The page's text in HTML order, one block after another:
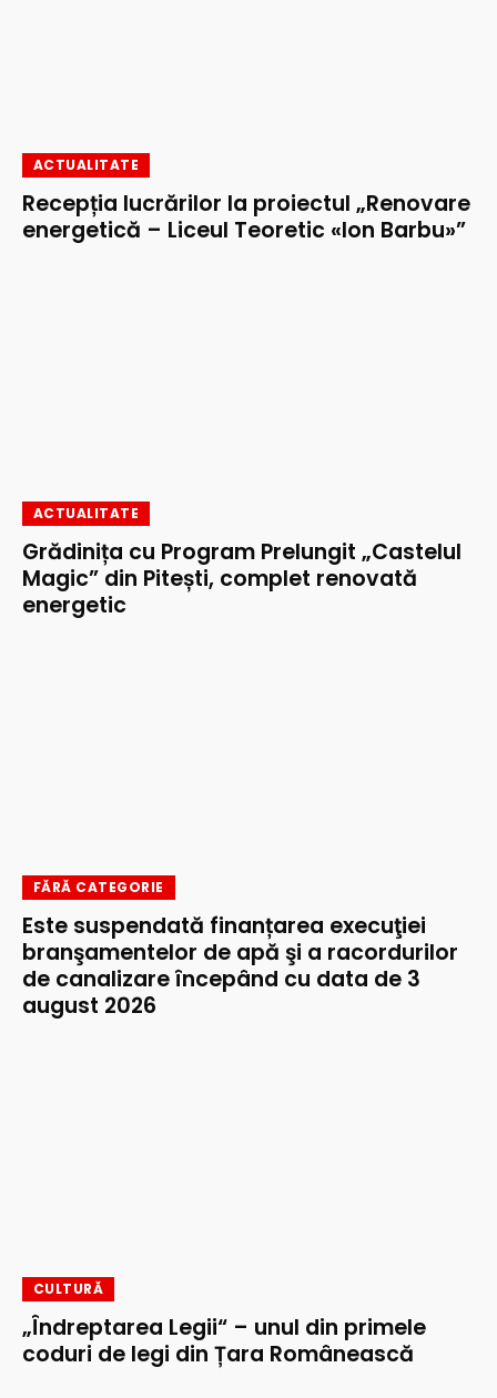
ACTUALITATE
Recepția lucrărilor la proiectul „Renovare
energetică – Liceul Teoretic «Ion Barbu»”
ACTUALITATE
Grădinița cu Program Prelungit „Castelul
Magic” din Pitești, complet renovată
energetic
FĂRĂ CATEGORIE
Este suspendată finanțarea execuţiei
branşamentelor de apă şi a racordurilor
de canalizare începând cu data de 3
august 2026
CULTURĂ
„Îndreptarea Legii“ – unul din primele
coduri de legi din Țara Românească